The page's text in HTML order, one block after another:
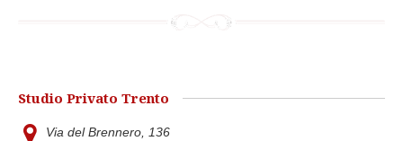
Studio Privato Trento
Via del Brennero, 136